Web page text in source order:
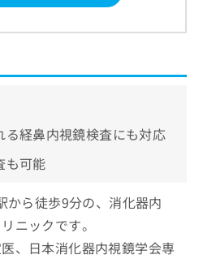
る経鼻内視鏡検査にも対応
も可能
から徒歩9分の、消化器内
ニックです。
、日本消化器内視鏡学会専